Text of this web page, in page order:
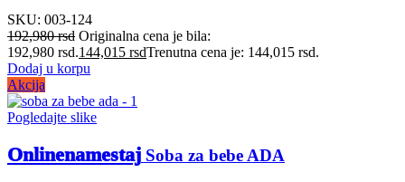
SKU: 003-124
192,980rsd Originalna cena je bila:
192,980 rsd.144,015 rsdTrenutna cena je: 144,015 rsd.
Dodaj u korpu
Akcija
Pogledajte slike
Onlinenamestaj Soba za bebe ADA